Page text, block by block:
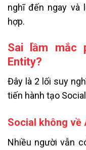
nghĩ đến ngay và
hợp.
Sai lầm mắc
Entity?
Đây là 2 lối suy
tiến hành tạo
Social không về
Nhiều người vẫn